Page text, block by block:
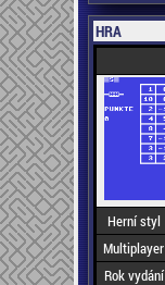
HRA
Herní styl
Multiplayer
Rok vydání